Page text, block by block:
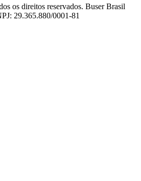
os direitos reservados. Buser Brasil
29.365.880/0001-81